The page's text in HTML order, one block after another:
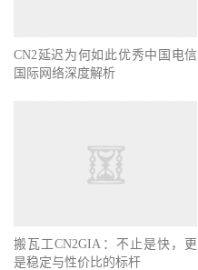
CN2延迟为何如此优秀中国电信
国际网络深度解析
搬瓦工CN2GIA：不止是快，更
是稳定与性价比的标杆